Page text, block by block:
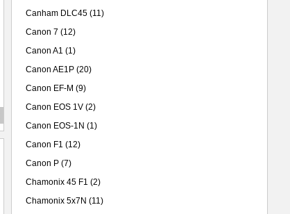
Canham DLC45 (11)
Canon 7 (12)
Canon A1 (1)
Canon AE1P (20)
Canon EF-M (9)
Canon EOS 1V (2)
Canon EOS-1N (1)
Canon F1 (12)
Canon P (7)
Chamonix 45 F1 (2)
Chamonix 5x7N (11)